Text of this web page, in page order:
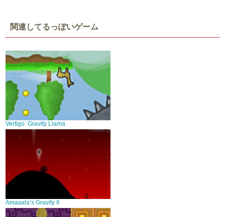
関連してるっぽいゲーム
Vertigo: Gravity Llama
Amaaxla’s Gravity II